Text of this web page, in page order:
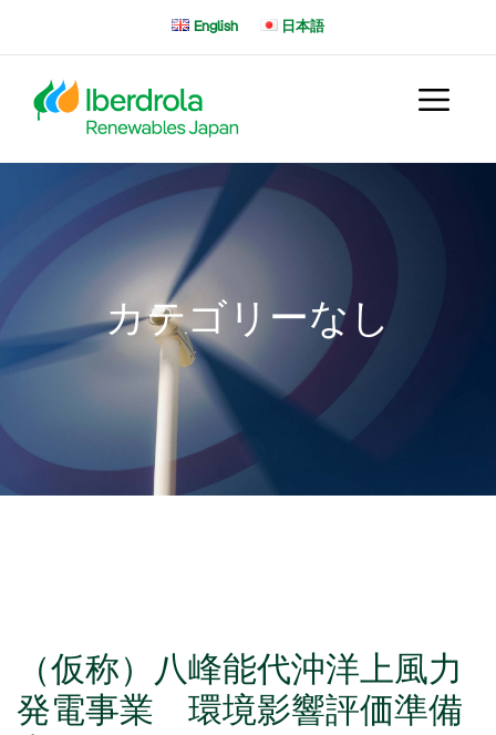
English 日本語
カテゴリーなし
（仮称）八峰能代沖洋上風力
発電事業 環境影響評価準備